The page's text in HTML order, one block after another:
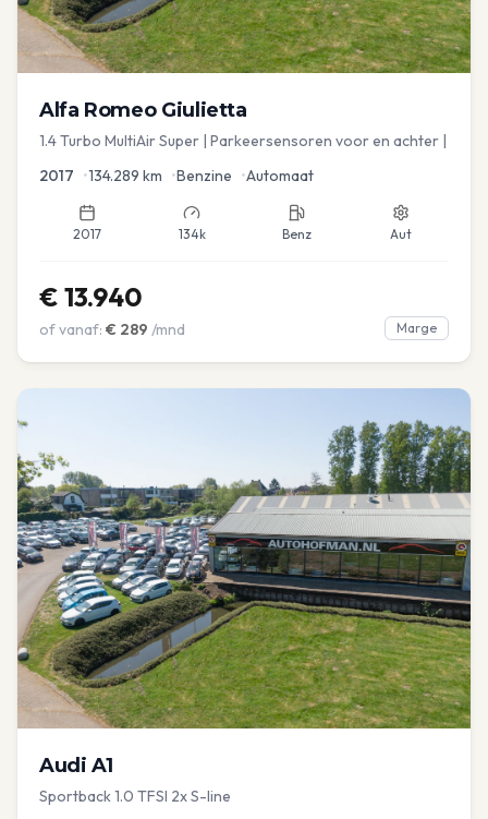
Alfa Romeo Giulietta
1.4 Turbo MultiAir Super | Parkeersensoren voor en achter |
2017 •134.289 km •Benzine •Automaat
2017 134k Benz Aut
€ 13.940
of vanaf: € 289 /mnd Marge
Audi A1
Sportback 1.0 TFSI 2x S-line